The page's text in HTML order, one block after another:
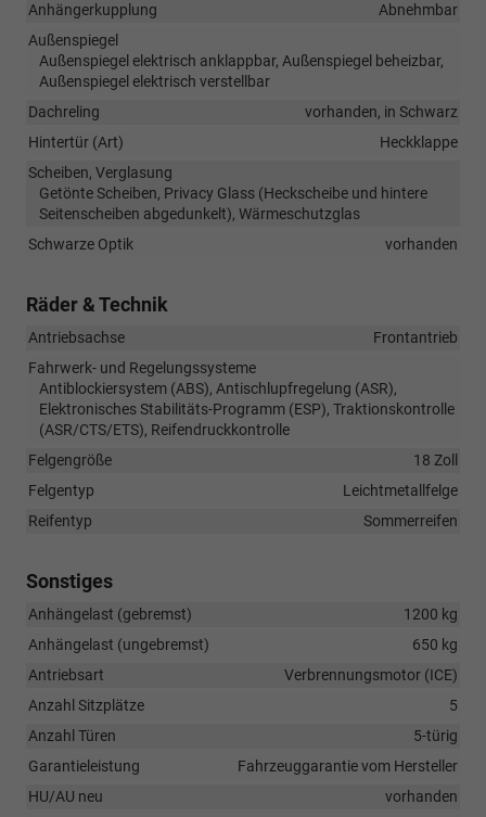
Anhängerkupplung
Abnehmbar
Außenspiegel
Außenspiegel elektrisch anklappbar, Außenspiegel beheizbar,
Außenspiegel elektrisch verstellbar
Dachreling
vorhanden, in Schwarz
Hintertür (Art)
Heckklappe
Scheiben, Verglasung
Getönte Scheiben, Privacy Glass (Heckscheibe und hintere
Seitenscheiben abgedunkelt), Wärmeschutzglas
Schwarze Optik
vorhanden
Räder & Technik
Antriebsachse
Frontantrieb
Fahrwerk- und Regelungssysteme
Antiblockiersystem (ABS), Antischlupfregelung (ASR),
Elektronisches Stabilitäts-Programm (ESP), Traktionskontrolle
(ASR/CTS/ETS), Reifendruckkontrolle
Felgengröße
18 Zoll
Felgentyp
Leichtmetallfelge
Reifentyp
Sommerreifen
Sonstiges
Anhängelast (gebremst)
1200 kg
Anhängelast (ungebremst)
650 kg
Antriebsart
Verbrennungsmotor (ICE)
Anzahl Sitzplätze
5
Anzahl Türen
5-türig
Garantieleistung
Fahrzeuggarantie vom Hersteller
HU/AU neu
vorhanden